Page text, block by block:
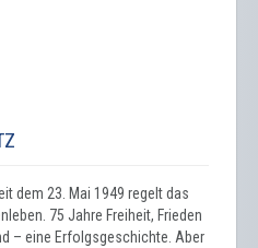
dem 23. Mai 1949 regelt das
75 Jahre Freiheit, Frieden
– eine Erfolgsgeschichte. Aber